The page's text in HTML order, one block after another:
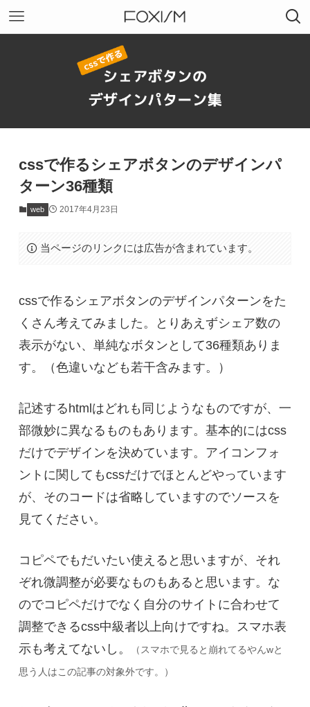
cssで作るシェアボタンのデザインパ
ターン36種類
web 2017年4月23日
当ページのリンクには広告が含まれています。
cssで作るシェアボタンのデザインパターンをた
くさん考えてみました。とりあえずシェア数の
表示がない、単純なボタンとして36種類ありま
す。（色違いなども若干含みます。）
記述するhtmlはどれも同じようなものですが、一
部微妙に異なるものもあります。基本的にはcss
だけでデザインを決めています。アイコンフォ
ントに関してもcssだけでほとんどやっています
が、そのコードは省略していますのでソースを
見てください。
コピペでもだいたい使えると思いますが、それ
ぞれ微調整が必要なものもあると思います。な
のでコピペだけでなく自分のサイトに合わせて
調整できるcss中級者以上向けですね。スマホ表
示も考えてないし。
（スマホで見ると崩れてるやんwと
思う人はこの記事の対象外です。）